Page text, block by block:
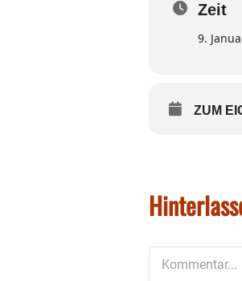
Zeit
9.
ZUM